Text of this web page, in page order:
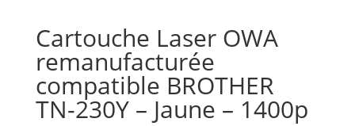
Cartouche Laser OWA
remanufacturée
compatible BROTHER
TN-230Y – Jaune – 1400p